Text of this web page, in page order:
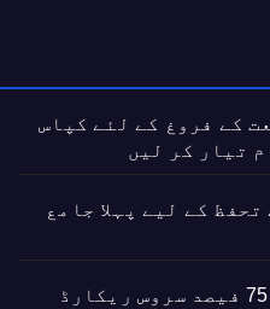
کے فروغ کے لئے کپاس
کے لیے پہلا جامع
وفاقی سرکاری ملازمین کا 75 فیصد سروس ریکارڈ